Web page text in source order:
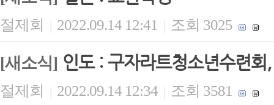
절제회 | 2022.09.14 12:41 | 조회 3025
[새소식] 인도 : 구자라트청소년수련
절제회 | 2022.09.14 12:34 | 조회 3581